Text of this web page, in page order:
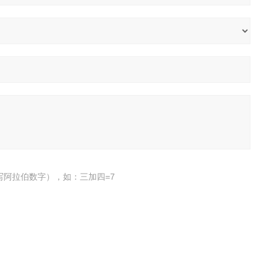
阿拉伯数字），如：三加四=7